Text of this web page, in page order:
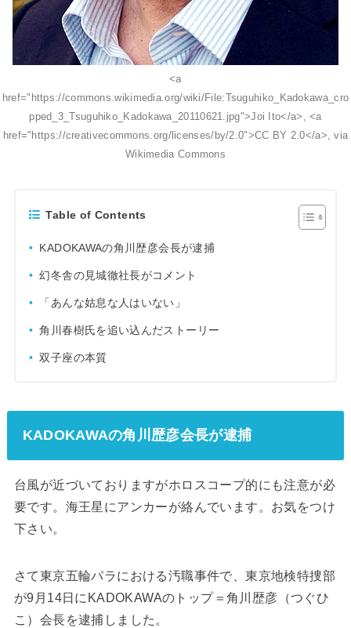
<a
href="https://commons.wikimedia.org/wiki/File:Tsuguhiko_Kadokawa_cro
pped_3_Tsuguhiko_Kadokawa_20110621.jpg">Joi Ito</a>, <a
href="https://creativecommons.org/licenses/by/2.0">CC BY 2.0</a>, via
Wikimedia Commons
Table of Contents
KADOKAWAの角川歴彦会長が逮捕
幻冬舎の見城徹社長がコメント
「あんな姑息な人はいない」
角川春樹氏を追い込んだストーリー
双子座の本質
KADOKAWAの角川歴彦会長が逮捕
台風が近づいておりますがホロスコープ的にも注意が必
要です。海王星にアンカーが絡んでいます。お気をつけ
下さい。
さて東京五輪パラにおける汚職事件で、東京地検特捜部
が9月14日にKADOKAWAのトップ＝角川歴彦（つぐひ
こ）会長を逮捕しました。